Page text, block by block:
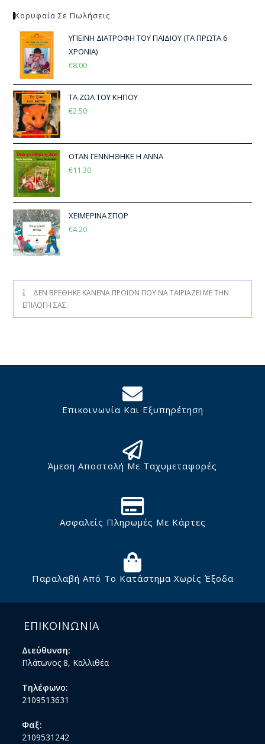
Κορυφαία Σε Πωλήσεις
ΥΓΙΕΙΝΗ ΔΙΑΤΡΟΦΗ ΤΟΥ ΠΑΙΔΙΟΥ (ΤΑ ΠΡΩΤΑ 6
ΧΡΟΝΙΑ)
€8.00
ΤΑ ΖΩΑ ΤΟΥ ΚΗΠΟΥ
€2.50
ΟΤΑΝ ΓΕΝΝΗΘΗΚΕ Η ΑΝΝΑ
€11.30
ΧΕΙΜΕΡΙΝΑ ΣΠΟΡ
€4.20
ΔΕΝ ΒΡΈΘΗΚΕ ΚΑΝΈΝΑ ΠΡΟΪΌΝ ΠΟΥ ΝΑ ΤΑΙΡΙΆΖΕΙ ΜΕ ΤΗΝ
ΕΠΙΛΟΓΉ ΣΑΣ.
Επικοινωνία Και Εξυπηρέτηση
Άμεση Αποστολή Με Ταχυμεταφορές
Ασφαλείς Πληρωμές Με Κάρτες
Παραλαβή Από Το Κατάστημα Χωρίς Έξοδα
ΕΠΙΚΟΙΝΩΝΙΑ
Διεύθυνση:
Πλάτωνος 8, Καλλιθέα
Τηλέφωνο:
2109513631
Φαξ:
2109531242